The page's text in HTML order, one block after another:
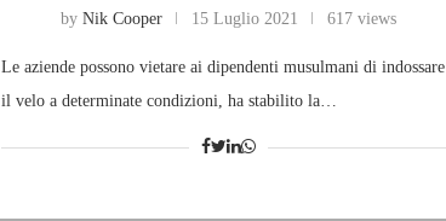
byNik Cooper 15 Luglio 2021 617 views
Le aziende possono vietare ai dipendenti musulmani di indossare
il velo a determinate condizioni, ha stabilito la…